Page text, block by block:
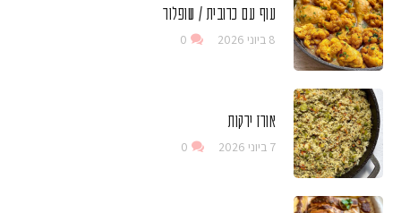
עוף עם כרובית / שופלור
8 ביוני 2026 0
אורז ירקות
7 ביוני 2026 0